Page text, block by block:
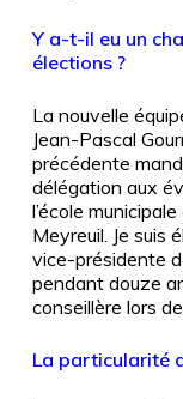
Y a-t-il eu un
élections ?
La nouvelle
Jean-Pascal
précédente
délégation aux
l’école
Meyreuil. Je suis
vice-présidente
pendant douze
conseillère lors
La particularité